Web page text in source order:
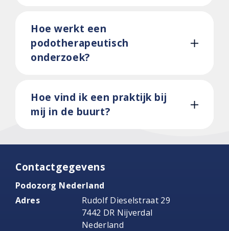
Hoe werkt een
podotherapeutisch
onderzoek?
Hoe vind ik een praktijk bij
mij in de buurt?
Contactgegevens
Podozorg Nederland
Adres
Rudolf Dieselstraat 29
7442 DR Nijverdal
Nederland